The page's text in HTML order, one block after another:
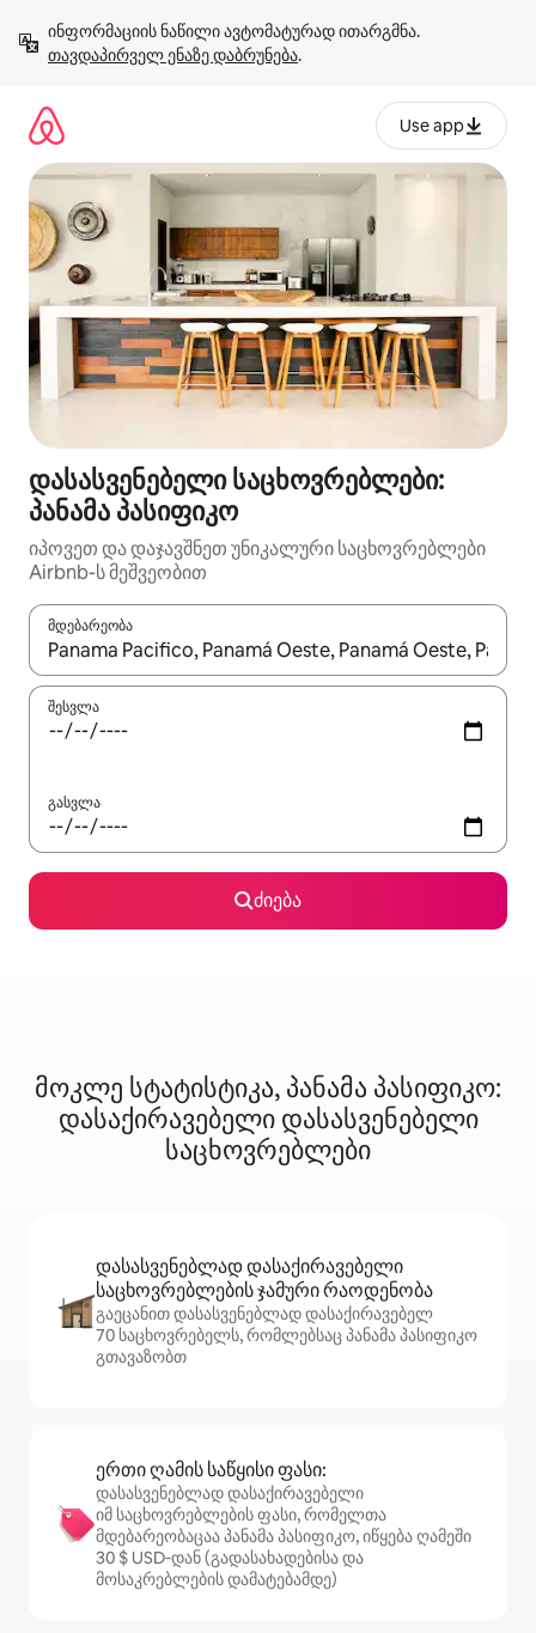
გადასვლა
თავდაპირველ ენაზე დაბრუნება.
Use app
დასასვენებელი საცხოვრებლები:
პანამა პასიფიკო
იპოვეთ და დაჯავშნეთ უნიკალური საცხოვრებლები
Airbnb-ს მეშვეობით
მდებარეობა
როცა შედეგები ხელმისაწვდომი გახდება, ნავიგაციისთვის
შესვლა
გასვლა
ძიება
მოკლე სტატისტიკა, პანამა პასიფიკო:
დასაქირავებელი დასასვენებელი
საცხოვრებლები
დასასვენებლად დასაქირავებელი
საცხოვრებლების ჯამური რაოდენობა
გაეცანით დასასვენებლად დასაქირავებელ
70 საცხოვრებელს, რომლებსაც პანამა პასიფიკო
გთავაზობთ
ერთი ღამის საწყისი ფასი:
დასასვენებლად დასაქირავებელი
იმ საცხოვრებლების ფასი, რომელთა
მდებარეობაცაა პანამა პასიფიკო, იწყება ღამეში
30 $ USD‑დან (გადასახადებისა და
მოსაკრებლების დამატებამდე)